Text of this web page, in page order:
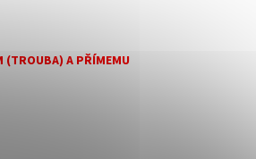
(TROUBA) A PŘÍMEMU